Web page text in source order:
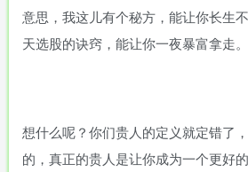
意思，我这儿有个秘方，能让你长生
天选股的诀窍，能让你一夜暴富拿走。
想什么呢？你们贵人的定义就定错了
的，真正的贵人是让你成为一个更好